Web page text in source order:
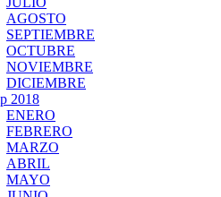
AGOSTO
SEPTIEMBRE
OCTUBRE
NOVIEMBRE
DICIEMBRE
2018
ENERO
FEBRERO
MARZO
ABRIL
MAYO